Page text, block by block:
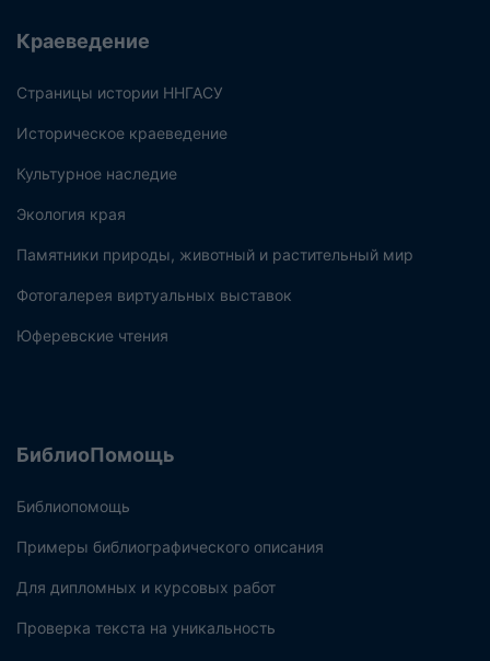
Краеведение
Страницы истории ННГАСУ
Историческое краеведение
Культурное наследие
Экология края
Памятники природы, животный и растительный мир
Фотогалерея виртуальных выставок
Юферевские чтения
БиблиоПомощь
Библиопомощь
Примеры библиографического описания
Для дипломных и курсовых работ
Проверка текста на уникальность